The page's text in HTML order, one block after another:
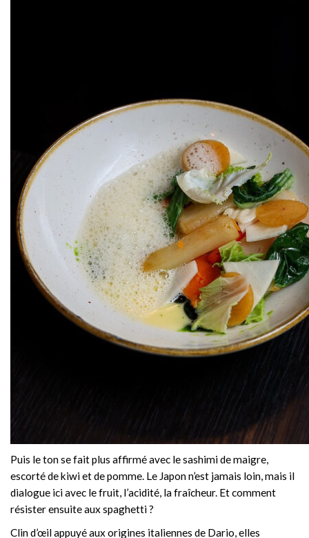
Puis le ton se fait plus affirmé avec le sashimi de maigre,
escorté de kiwi et de pomme. Le Japon n’est jamais loin, mais il
dialogue ici avec le fruit, l’acidité, la fraîcheur. Et comment
résister ensuite aux spaghetti ?
Clin d’œil appuyé aux origines italiennes de Dario, elles